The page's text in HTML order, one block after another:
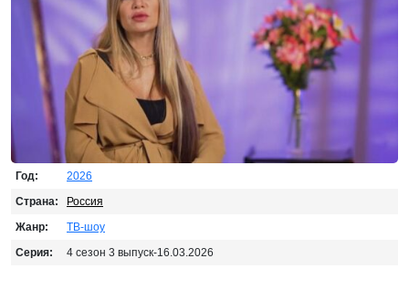
Год:
2026
Страна:
Россия
Жанр:
ТВ-шоу
Серия:
4 сезон 3 выпуск-16.03.2026